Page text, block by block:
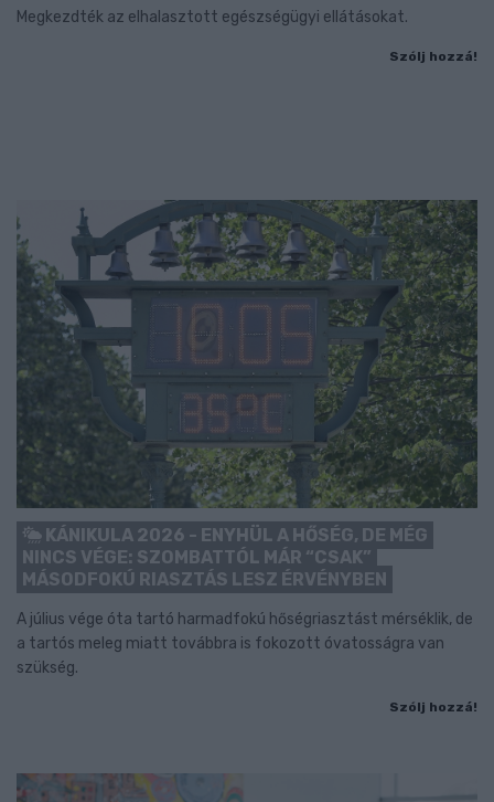
Megkezdték az elhalasztott egészségügyi ellátásokat.
Szólj hozzá!
KÁNIKULA 2026 - ENYHÜL A HŐSÉG, DE MÉG
NINCS VÉGE: SZOMBATTÓL MÁR “CSAK”
MÁSODFOKÚ RIASZTÁS LESZ ÉRVÉNYBEN
A július vége óta tartó harmadfokú hőségriasztást mérséklik, de
a tartós meleg miatt továbbra is fokozott óvatosságra van
szükség.
Szólj hozzá!